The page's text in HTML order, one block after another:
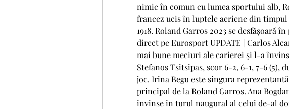
nimic în comun cu lumea sportului alb,
francez ucis în luptele aeriene din
1918. Roland Garros 2023 se desfășoară
direct pe Eurosport UPDATE | Carlos
mai bune meciuri ale carierei și l-a
Stefanos Tsitsipas, scor 6-2, 6-1, 7-6 (5),
joc. Irina Begu este singura
principal de la Roland Garros. Ana
învinse în turul naugural al celui de-al